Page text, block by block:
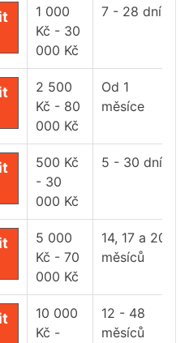
1 000
Kč - 30
000 Kč
7 - 28 dní
2 500
Kč - 80
000 Kč
Od 1
měsíce
500 Kč
- 30
000 Kč
5 - 30 dní
5 000
Kč - 70
000 Kč
14, 17 a 20
měsíců
10 000
Kč -
12 - 48
měsíců